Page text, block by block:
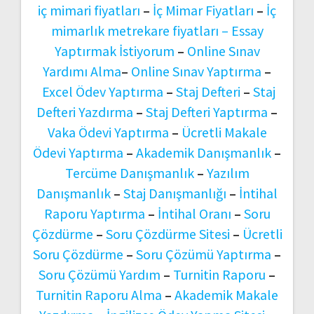
iç mimari fiyatları – İç Mimar Fiyatları – İç
mimarlık metrekare fiyatları – Essay
Yaptırmak İstiyorum – Online Sınav
Yardımı Alma– Online Sınav Yaptırma –
Excel Ödev Yaptırma – Staj Defteri – Staj
Defteri Yazdırma – Staj Defteri Yaptırma –
Vaka Ödevi Yaptırma – Ücretli Makale
Ödevi Yaptırma – Akademik Danışmanlık –
Tercüme Danışmanlık– Yazılım
Danışmanlık – Staj Danışmanlığı – İntihal
Raporu Yaptırma – İntihal Oranı – Soru
Çözdürme – Soru Çözdürme Sitesi – Ücretli
Soru Çözdürme – Soru Çözümü Yaptırma –
Soru Çözümü Yardım – Turnitin Raporu –
Turnitin Raporu Alma – Akademik Makale